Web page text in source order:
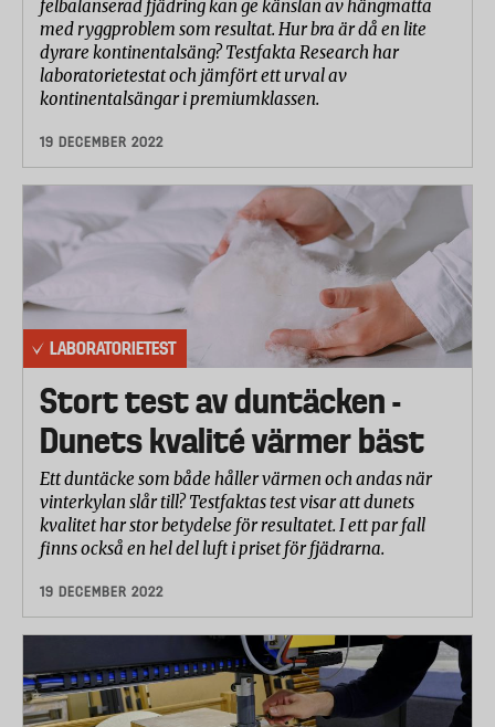
felbalanserad fjädring kan ge känslan av hängmatta
med ryggproblem som resultat. Hur bra är då en lite
dyrare kontinentalsäng? Testfakta Research har
laboratorietestat och jämfört ett urval av
kontinentalsängar i premiumklassen.
19 DECEMBER 2022
LABORATORIETEST
Stort test av duntäcken -
Dunets kvalité värmer bäst
Ett duntäcke som både håller värmen och andas när
vinterkylan slår till? Testfaktas test visar att dunets
kvalitet har stor betydelse för resultatet. I ett par fall
finns också en hel del luft i priset för fjädrarna.
19 DECEMBER 2022